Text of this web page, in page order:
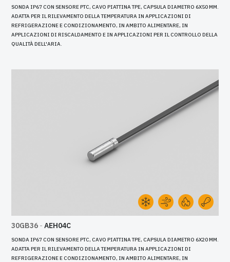
SONDA IP67 CON SENSORE PTC, CAVO PIATTINA TPE, CAPSULA DIAMETRO 6X50 MM.
ADATTA PER IL RILEVAMENTO DELLA TEMPERATURA IN APPLICAZIONI DI
REFRIGERAZIONE E CONDIZIONAMENTO, IN AMBITO ALIMENTARE, IN
APPLICAZIONI DI RISCALDAMENTO E IN APPLICAZIONI PER IL CONTROLLO DELLA
QUALITÀ DELL'ARIA.
30GB36 - AEH04C
SONDA IP67 CON SENSORE PTC, CAVO PIATTINA TPE, CAPSULA DIAMETRO 6X20 MM.
ADATTA PER IL RILEVAMENTO DELLA TEMPERATURA IN APPLICAZIONI DI
REFRIGERAZIONE E CONDIZIONAMENTO, IN AMBITO ALIMENTARE, IN